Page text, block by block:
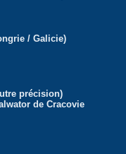
/ Galicie)
précision)
de Cracovie